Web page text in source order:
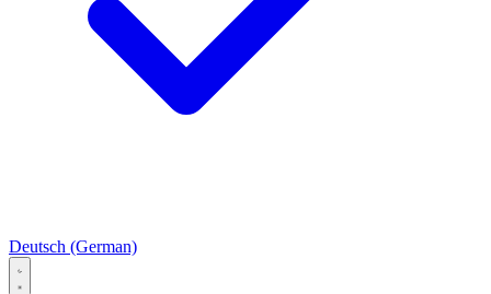
Deutsch (German)